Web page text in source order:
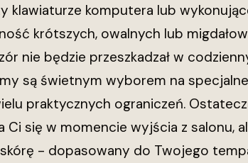
klawiaturze komputera lub
krótszych, owalnych lub
nie będzie przeszkadzał w
są świetnym wyborem na
praktycznych ograniczeń.
się w momencie wyjścia z salonu,
- dopasowany do Twojego